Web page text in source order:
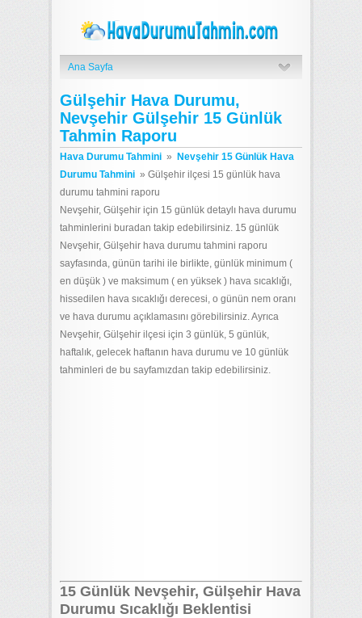
Ana Sayfa
Gülşehir Hava Durumu,
Nevşehir Gülşehir 15 Günlük
Tahmin Raporu
Hava Durumu Tahmini »
Nevşehir 15 Günlük Hava
Durumu Tahmini » Gülşehir ilçesi 15 günlük hava
durumu tahmini raporu
Nevşehir, Gülşehir için 15 günlük detaylı hava durumu
tahminlerini buradan takip edebilirsiniz. 15 günlük
Nevşehir, Gülşehir hava durumu tahmini raporu
sayfasında, günün tarihi ile birlikte, günlük minimum (
en düşük ) ve maksimum ( en yüksek ) hava sıcaklığı,
hissedilen hava sıcaklığı derecesi, o günün nem oranı
ve hava durumu açıklamasını görebilirsiniz. Ayrıca
Nevşehir, Gülşehir ilçesi için 3 günlük, 5 günlük,
haftalık, gelecek haftanın hava durumu ve 10 günlük
tahminleri de bu sayfamızdan takip edebilirsiniz.
15 Günlük Nevşehir, Gülşehir Hava
Durumu Sıcaklığı Beklentisi